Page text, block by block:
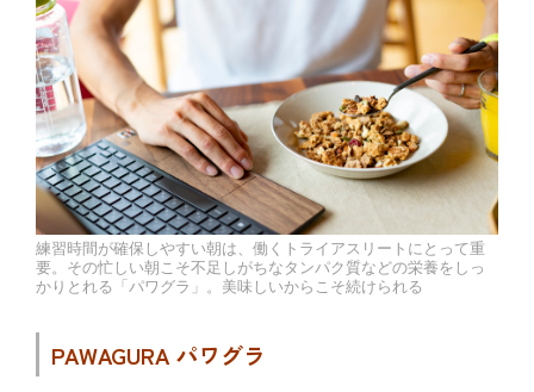
練習時間が確保しやすい朝は、働くトライアスリートにとって重
要。その忙しい朝こそ不足しがちなタンパク質などの栄養をしっ
かりとれる「パワグラ」。美味しいからこそ続けられる
PAWAGURA パワグラ